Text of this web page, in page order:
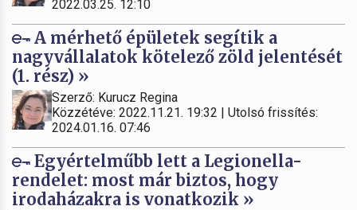
2022.03.25. 12:10
A mérhető épületek segítik a
nagyvállalatok kötelező zöld jelentését
(1. rész) »
Szerző: Kurucz Regina
Közzétéve: 2022.11.21. 19:32 | Utolsó frissítés:
2024.01.16. 07:46
Egyértelműbb lett a Legionella-
rendelet: most már biztos, hogy
irodaházakra is vonatkozik »